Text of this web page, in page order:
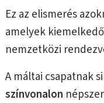
Ez az elismerés
amelyek
nemzetközi
A máltai csapatnak
színvonalon